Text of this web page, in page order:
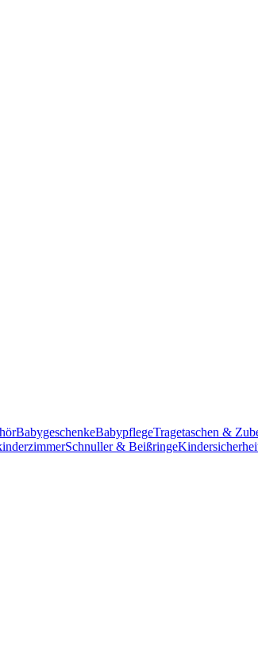
BabygeschenkeBabypflegeTragetaschen &
Schnuller & Beißringe